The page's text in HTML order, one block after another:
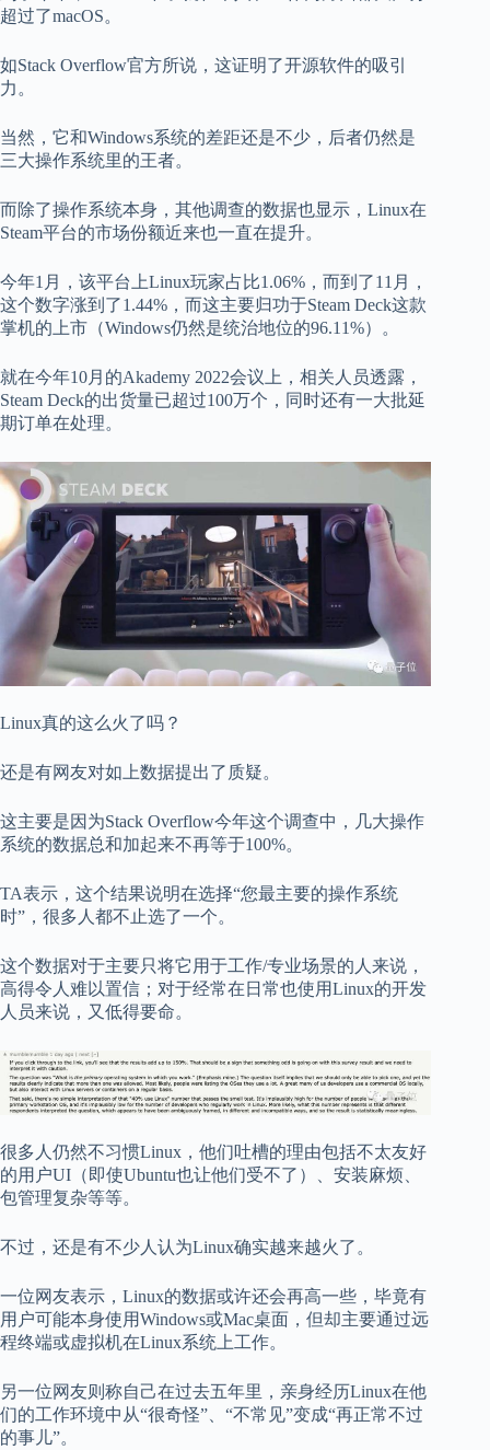
超过了macOS。
如Stack Overflow官方所说，这证明了开源软件的吸引
力。
当然，它和Windows系统的差距还是不少，后者仍然是
三大操作系统里的王者。
而除了操作系统本身，其他调查的数据也显示，Linux在
Steam平台的市场份额近来也一直在提升。
今年1月，该平台上Linux玩家占比1.06%，而到了11月，
这个数字涨到了1.44%，而这主要归功于Steam Deck这款
掌机的上市（Windows仍然是统治地位的96.11%）。
就在今年10月的Akademy 2022会议上，相关人员透露，
Steam Deck的出货量已超过100万个，同时还有一大批延
期订单在处理。
Linux真的这么火了吗？
还是有网友对如上数据提出了质疑。
这主要是因为Stack Overflow今年这个调查中，几大操作
系统的数据总和加起来不再等于100%。
TA表示，这个结果说明在选择“您最主要的操作系统
时”，很多人都不止选了一个。
这个数据对于主要只将它用于工作/专业场景的人来说，
高得令人难以置信；对于经常在日常也使用Linux的开发
人员来说，又低得要命。
很多人仍然不习惯Linux，他们吐槽的理由包括不太友好
的用户UI（即使Ubuntu也让他们受不了）、安装麻烦、
包管理复杂等等。
不过，还是有不少人认为Linux确实越来越火了。
一位网友表示，Linux的数据或许还会再高一些，毕竟有
用户可能本身使用Windows或Mac桌面，但却主要通过远
程终端或虚拟机在Linux系统上工作。
另一位网友则称自己在过去五年里，亲身经历Linux在他
们的工作环境中从“很奇怪”、“不常见”变成“再正常不过
的事儿”。